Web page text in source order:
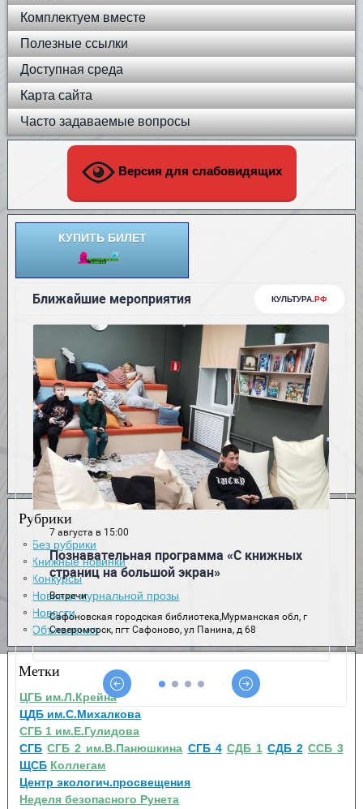
Комплектуем вместе
Полезные ссылки
Доступная среда
Карта сайта
Часто задаваемые вопросы
Версия для слабовидящих
КУПИТЬ БИЛЕТ
Рубрики
Без рубрики
Книжные новинки
Конкурсы
Новинки журнальной прозы
Новости
Объявления
Метки
ЦГБ им.Л.Крейна
ЦДБ им.С.Михалкова
СГБ 1 им.Е.Гулидова
СГБ СГБ 2 им.В.Панюшкина СГБ 4 СДБ 1 СДБ 2 ССБ 3
ЩСБ Коллегам
Центр экологич.просвещения
Неделя безопасного Рунета